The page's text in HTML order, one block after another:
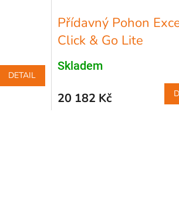
DETAIL
Přídavný Pohon
Click & Go Lite
Skladem
20 182 Kč